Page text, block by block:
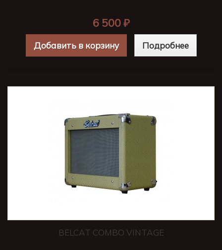
6 500 ₽
Добавить в корзину Подробнее
BELCAT COMBO VINTAGE